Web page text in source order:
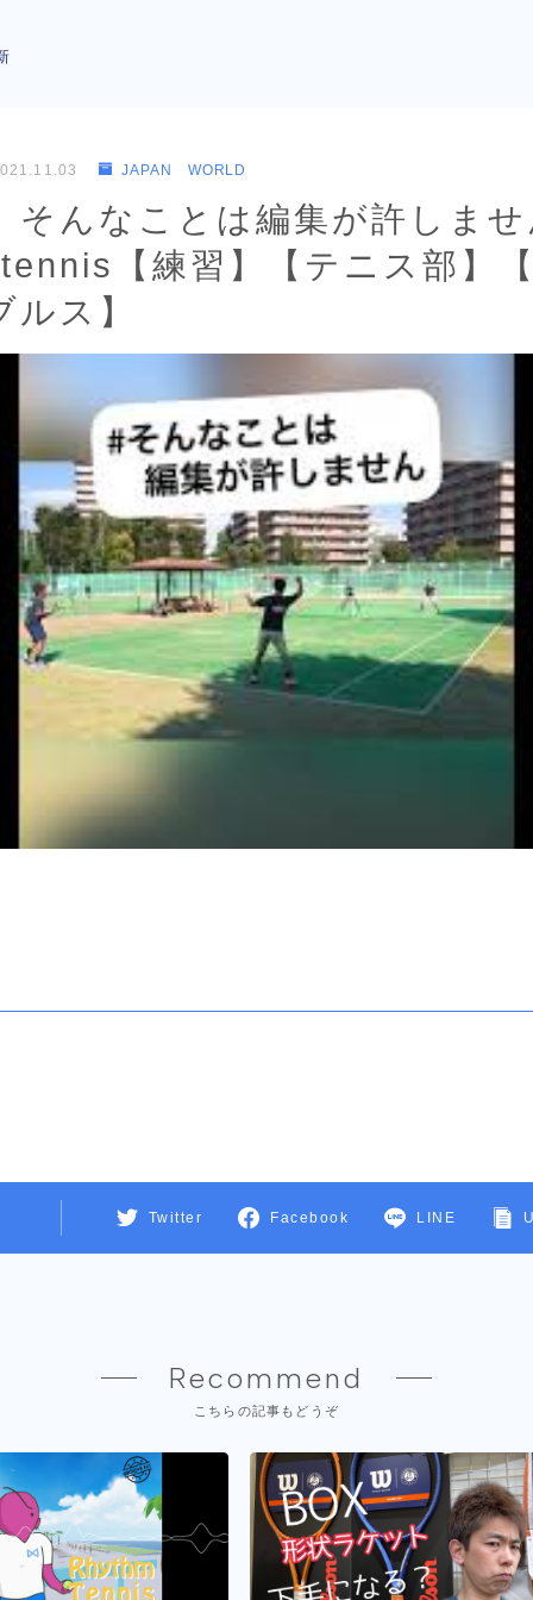
JAPAN WORLD
そんなことは編集が許しませ
【練習】【テニス部】
ス】
Twitter Facebook LINE
Recommend
こちらの記事もどうぞ